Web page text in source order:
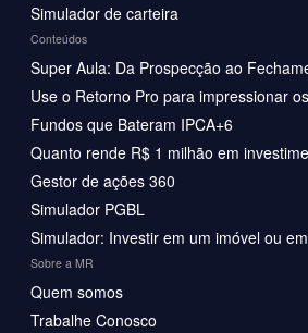
Simulador de carteira
Conteúdos
Super Aula: Da Prospecção ao
Use o Retorno Pro para impressionar
Fundos que Bateram IPCA+6
Quanto rende R$ 1 milhão em
Gestor de ações 360
Simulador PGBL
Simulador: Investir em um imóvel ou
Sobre a MR
Quem somos
Trabalhe Conosco